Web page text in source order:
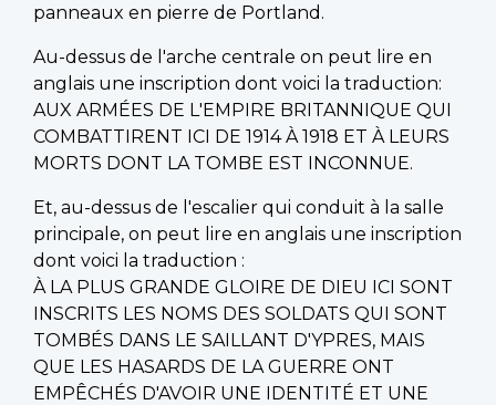
panneaux en pierre de Portland.
Au-dessus de l'arche centrale on peut lire en
anglais une inscription dont voici la traduction:
AUX ARMÉES DE L'EMPIRE BRITANNIQUE QUI
COMBATTIRENT ICI DE 1914 À 1918 ET À LEURS
MORTS DONT LA TOMBE EST INCONNUE.
Et, au-dessus de l'escalier qui conduit à la salle
principale, on peut lire en anglais une inscription
dont voici la traduction :
À LA PLUS GRANDE GLOIRE DE DIEU ICI SONT
INSCRITS LES NOMS DES SOLDATS QUI SONT
TOMBÉS DANS LE SAILLANT D'YPRES, MAIS
QUE LES HASARDS DE LA GUERRE ONT
EMPÊCHÉS D'AVOIR UNE IDENTITÉ ET UNE